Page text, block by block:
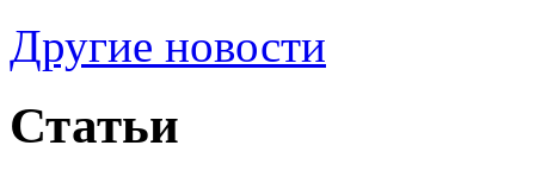
Другие новости
Статьи